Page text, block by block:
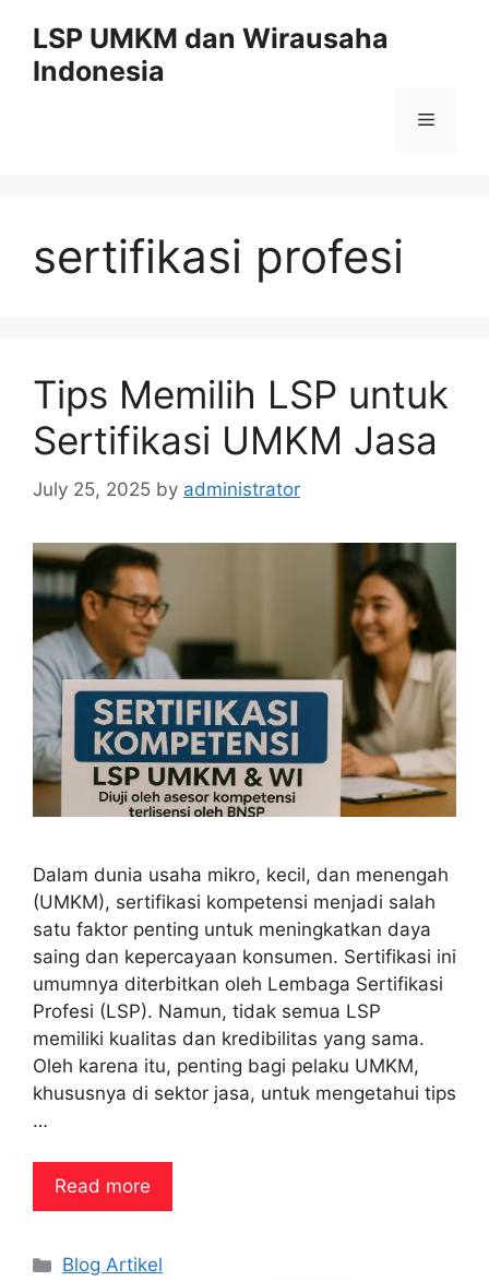
content
LSP UMKM dan Wirausaha
Indonesia
Menu
sertifikasi profesi
Tips Memilih LSP untuk
Sertifikasi UMKM Jasa
July 25, 2025 by administrator
Dalam dunia usaha mikro, kecil, dan menengah
(UMKM), sertifikasi kompetensi menjadi salah
satu faktor penting untuk meningkatkan daya
saing dan kepercayaan konsumen. Sertifikasi ini
umumnya diterbitkan oleh Lembaga Sertifikasi
Profesi (LSP). Namun, tidak semua LSP
memiliki kualitas dan kredibilitas yang sama.
Oleh karena itu, penting bagi pelaku UMKM,
khususnya di sektor jasa, untuk mengetahui tips
…
Read more
Categories
Blog Artikel